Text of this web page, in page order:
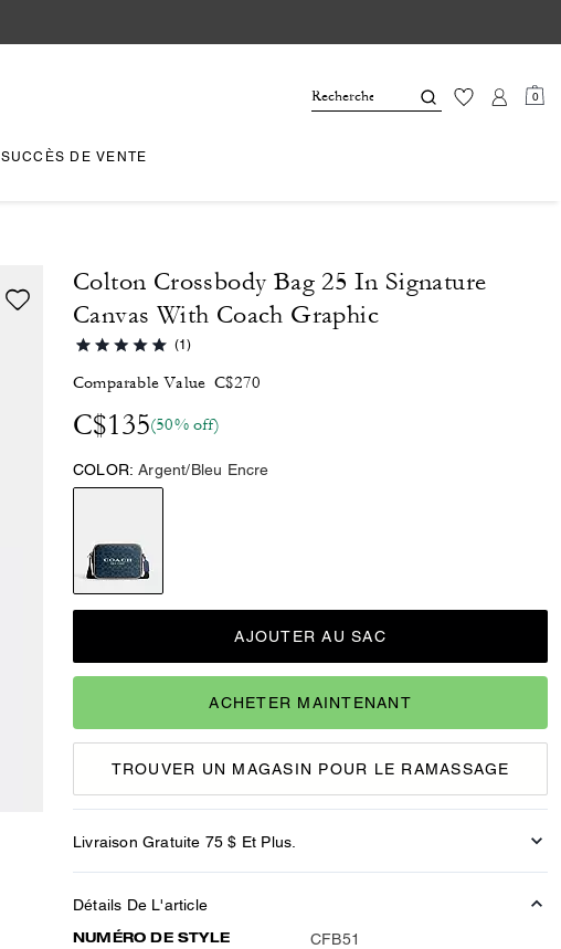
0
SUCCÈS DE VENTE
Colton Crossbody Bag 25 In Signature
Canvas With Coach Graphic
(1)
Comparable Value C$270
C$135(50% off)
COLOR: Argent/Bleu Encre
AJOUTER AU SAC
ACHETER MAINTENANT
TROUVER UN MAGASIN POUR LE RAMASSAGE
Livraison Gratuite 75 $ Et Plus.
Détails De L'article
NUMÉRO DE STYLE CFB51